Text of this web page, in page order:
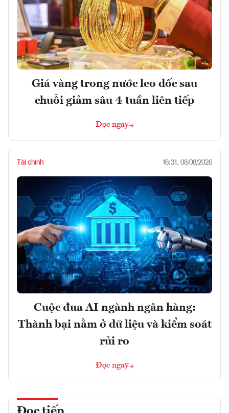
Giá vàng trong nước leo dốc sau
chuỗi giảm sâu 4 tuần liên tiếp
Đọc ngay
Tài chính 16:31, 08/08/2026
Cuộc đua AI ngành ngân hàng:
Thành bại nằm ở dữ liệu và kiểm soát
rủi ro
Đọc ngay